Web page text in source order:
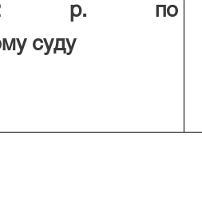
р. по
суду